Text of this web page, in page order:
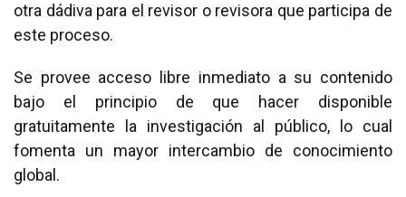
otra dádiva para el revisor o revisora que participa de
este proceso.
Se provee acceso libre inmediato a su contenido
bajo el principio de que hacer disponible
gratuitamente la investigación al público, lo cual
fomenta un mayor intercambio de conocimiento
global.